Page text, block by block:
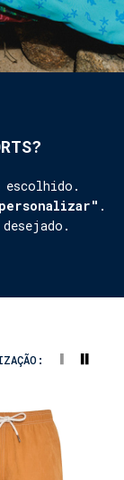
escolhido.
.